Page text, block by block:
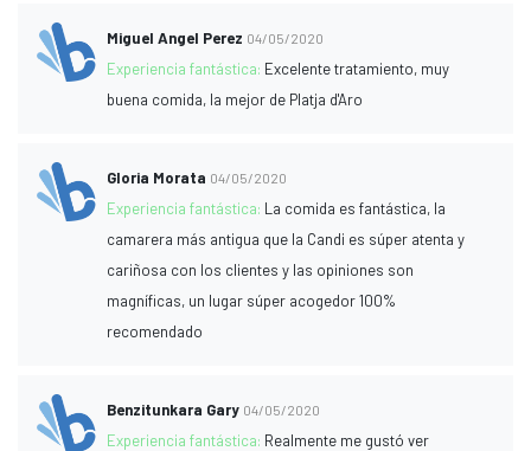
Miguel Angel Perez 04/05/2020
Experiencia fantástica: Excelente tratamiento, muy
buena comida, la mejor de Platja d'Aro
Gloria Morata 04/05/2020
Experiencia fantástica: La comida es fantástica, la
camarera más antigua que la Candi es súper atenta y
cariñosa con los clientes y las opiniones son
magníficas, un lugar súper acogedor 100%
recomendado
Benzitunkara Gary 04/05/2020
Experiencia fantástica: Realmente me gustó ver